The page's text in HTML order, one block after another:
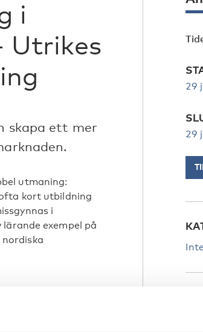
i
Utrikes
skapa ett mer
utmaning:
kort utbildning
i
exempel på
29
29